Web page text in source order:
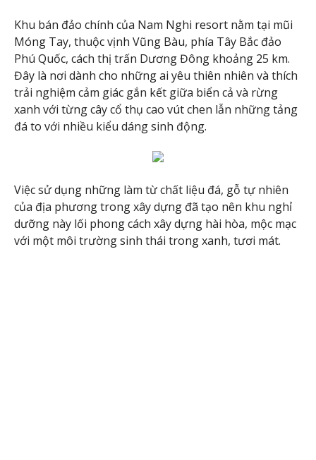
Khu bán đảo chính của Nam Nghi resort nằm tại mũi
Móng Tay, thuộc vịnh Vũng Bàu, phía Tây Bắc đảo
Phú Quốc, cách thị trấn Dương Đông khoảng 25 km.
Đây là nơi dành cho những ai yêu thiên nhiên và thích
trải nghiệm cảm giác gắn kết giữa biển cả và rừng
xanh với từng cây cổ thụ cao vút chen lẫn những tảng
đá to với nhiều kiểu dáng sinh động.
Việc sử dụng những làm từ chất liệu đá, gỗ tự nhiên
của địa phương trong xây dựng đã tạo nên khu nghỉ
dưỡng này lối phong cách xây dựng hài hòa, mộc mạc
với một môi trường sinh thái trong xanh, tươi mát.